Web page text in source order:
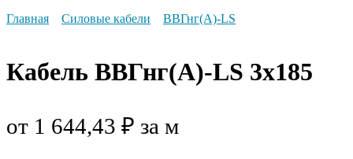
Главная
Силовые кабели ВВГнг(А)-LS
Кабель ВВГнг(А)-LS 3х185
от 1 644,43 ₽ за м